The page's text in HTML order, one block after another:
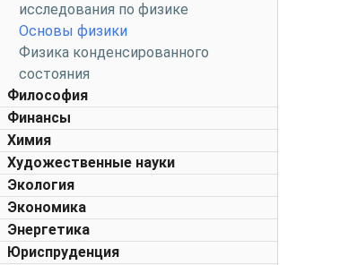
исследования по физике
Основы физики
Физика конденсированного
состояния
Философия
Финансы
Химия
Художественные науки
Экология
Экономика
Энергетика
Юриспруденция